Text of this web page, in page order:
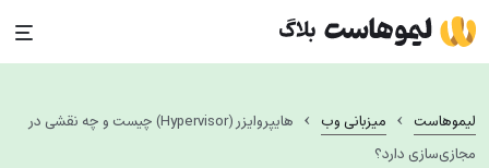
Skip
to
content
لیموهاست › میزبانی وب ›
هایپروایزر (Hypervisor) چیست و چه نقشی در
مجازی‌سازی دارد؟